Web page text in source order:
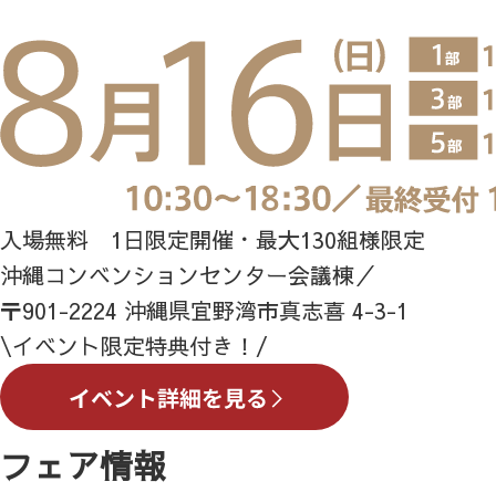
入場無料 1日限定開催・最大130組様限定
沖縄コンベンションセンター会議棟／
〒901-2224 沖縄県宜野湾市真志喜 4-3-1
\イベント限定特典付き！/
フェア情報